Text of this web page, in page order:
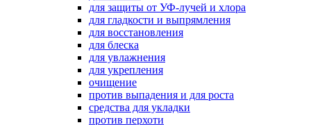
для защиты от УФ-лучей и хлора
для гладкости и выпрямления
для восстановления
для блеска
для увлажнения
для укрепления
очищение
против выпадения и для роста
средства для укладки
против перхоти